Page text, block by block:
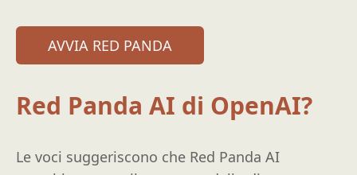
AVVIA RED PANDA
Red Panda AI di OpenAI?
Le voci suggeriscono che Red Panda AI